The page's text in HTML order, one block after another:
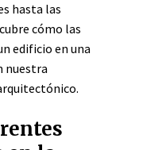
hasta las
cómo las
edificio en una
nuestra